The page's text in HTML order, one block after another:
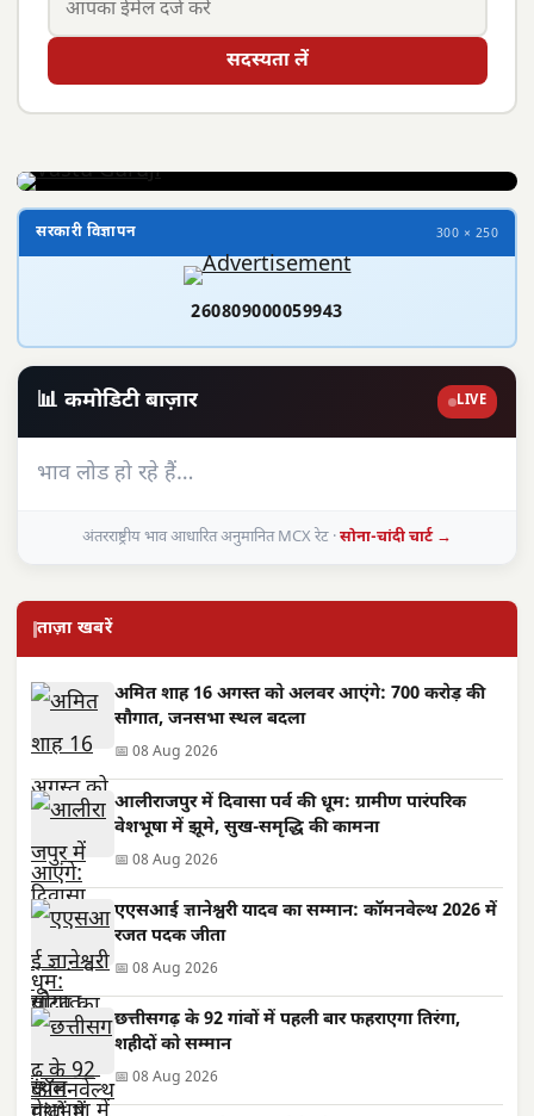
सदस्यता लें
सरकारी विज्ञापन 300 × 250
260809000059943
📊 कमोडिटी बाज़ार LIVE
भाव लोड हो रहे हैं…
अंतरराष्ट्रीय भाव आधारित अनुमानित MCX रेट ·सोना-चांदी चार्ट →
ताज़ा खबरें
अमित शाह 16 अगस्त को अलवर आएंगे: 700 करोड़ की
सौगात, जनसभा स्थल बदला
📅 08 Aug 2026
आलीराजपुर में दिवासा पर्व की धूम: ग्रामीण पारंपरिक
वेशभूषा में झूमे, सुख-समृद्धि की कामना
📅 08 Aug 2026
एएसआई ज्ञानेश्वरी यादव का सम्मान: कॉमनवेल्थ 2026 में
रजत पदक जीता
📅 08 Aug 2026
छत्तीसगढ़ के 92 गांवों में पहली बार फहराएगा तिरंगा,
शहीदों को सम्मान
📅 08 Aug 2026